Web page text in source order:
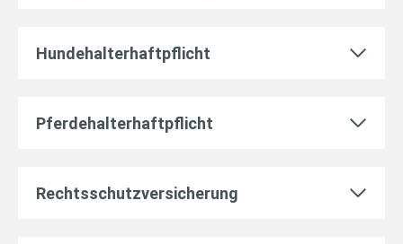
Hundehalterhaftpflicht
Pferdehalterhaftpflicht
Rechtsschutzversicherung